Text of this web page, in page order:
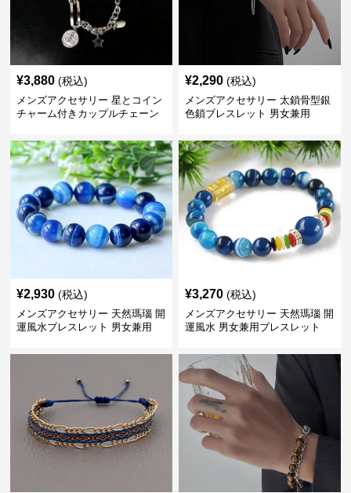
¥3,880 (税込)
メンズアクセサリー 星とコイン
チャーム付きカップルチェーン
¥2,290 (税込)
メンズアクセサリー 太鎖骨型銀
色鎖ブレスレット 男女兼用
¥2,930 (税込)
メンズアクセサリー 天然瑪瑙 開
運風水ブレスレット 男女兼用
¥3,270 (税込)
メンズアクセサリー 天然瑪瑙 開
運風水 男女兼用ブレスレット